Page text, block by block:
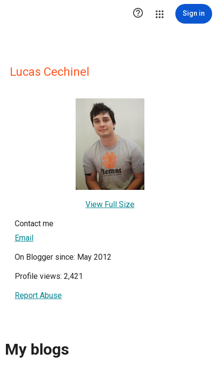
 Sign in
Lucas Cechinel
View Full Size
Contact me
Email
On Blogger since: May 2012
Profile views: 2,421
Report Abuse
My blogs